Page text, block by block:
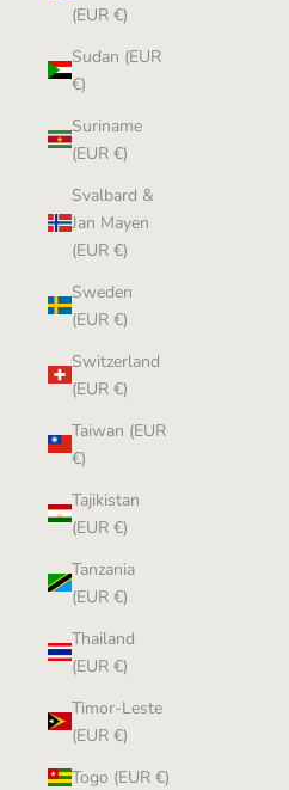
(EUR €)
Sudan (EUR
€)
Suriname
(EUR €)
Svalbard &
Jan Mayen
(EUR €)
Sweden
(EUR €)
Switzerland
(EUR €)
Taiwan (EUR
€)
Tajikistan
(EUR €)
Tanzania
(EUR €)
Thailand
(EUR €)
Timor-Leste
(EUR €)
Togo (EUR €)